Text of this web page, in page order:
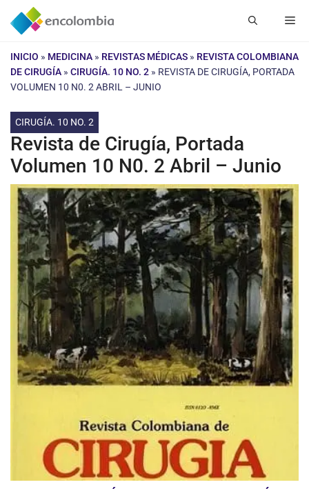
Saltar
INICIO » MEDICINA » REVISTAS MÉDICAS » REVISTA COLOMBIANA
DE CIRUGÍA » CIRUGÍA. 10 NO. 2 » REVISTA DE CIRUGÍA, PORTADA
VOLUMEN 10 N0. 2 ABRIL – JUNIO
CIRUGÍA. 10 NO. 2
Revista de Cirugía, Portada
Volumen 10 N0. 2 Abril – Junio